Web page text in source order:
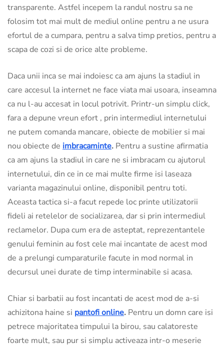
transparente. Astfel incepem la randul nostru sa ne
folosim tot mai mult de mediul online pentru a ne usura
efortul de a cumpara, pentru a salva timp pretios, pentru a
scapa de cozi si de orice alte probleme.
Daca unii inca se mai indoiesc ca am ajuns la stadiul in
care accesul la internet ne face viata mai usoara, inseamna
ca nu l-au accesat in locul potrivit. Printr-un simplu click,
fara a depune vreun efort , prin intermediul internetului
ne putem comanda mancare, obiecte de mobilier si mai
nou obiecte de imbracaminte. Pentru a sustine afirmatia
ca am ajuns la stadiul in care ne si imbracam cu ajutorul
internetului, din ce in ce mai multe firme isi laseaza
varianta magazinului online, disponibil pentru toti.
Aceasta tactica si-a facut repede loc printe utilizatorii
fideli ai retelelor de socializarea, dar si prin intermediul
reclamelor. Dupa cum era de asteptat, reprezentantele
genului feminin au fost cele mai incantate de acest mod
de a prelungi cumparaturile facute in mod normal in
decursul unei durate de timp interminabile si acasa.
Chiar si barbatii au fost incantati de acest mod de a-si
achizitona haine si pantofi online. Pentru un domn care isi
petrece majoritatea timpului la birou, sau calatoreste
foarte mult, sau pur si simplu activeaza intr-o meserie